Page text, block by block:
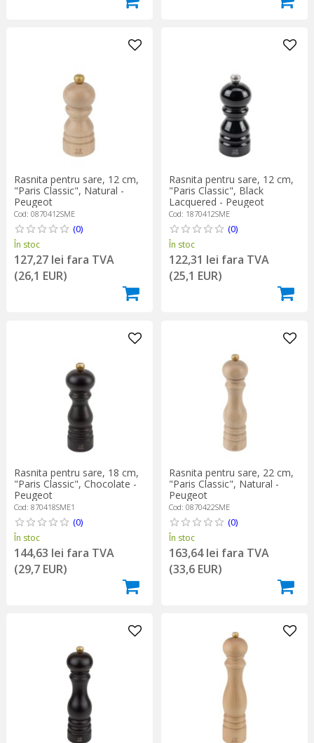
Rasnita pentru sare, 12 cm,
"Paris Classic", Natural -
Peugeot
Cod: 0870412SME
(0)
În stoc
127,27 lei fara TVA
(26,1 EUR)
Rasnita pentru sare, 12 cm,
"Paris Classic", Black
Lacquered - Peugeot
Cod: 1870412SME
(0)
În stoc
122,31 lei fara TVA
(25,1 EUR)
Rasnita pentru sare, 18 cm,
"Paris Classic", Chocolate -
Peugeot
Cod: 870418SME1
(0)
În stoc
144,63 lei fara TVA
(29,7 EUR)
Rasnita pentru sare, 22 cm,
"Paris Classic", Natural -
Peugeot
Cod: 0870422SME
(0)
În stoc
163,64 lei fara TVA
(33,6 EUR)